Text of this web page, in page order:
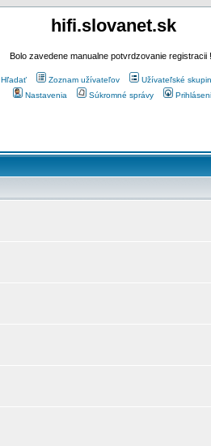
hifi.slovanet.sk
Bolo zavedene manualne potvrdzovanie registracii
Hľadať Zoznam užívateľov Užívateľské
Nastavenia
Súkromné správy